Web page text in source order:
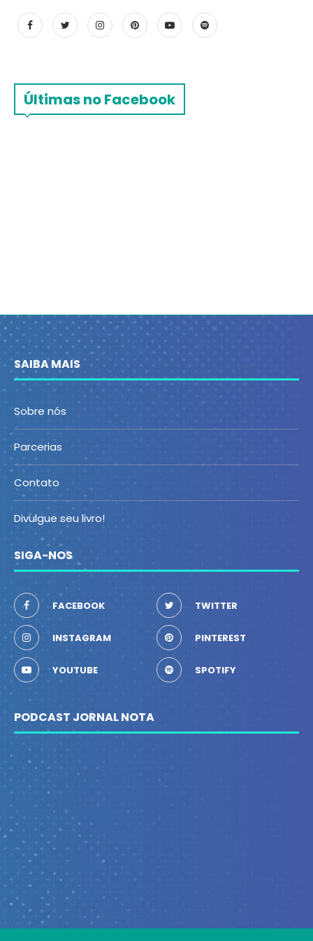
Últimas no Facebook
SAIBA MAIS
Sobre nós
Parcerias
Contato
Divulgue seu livro!
SIGA-NOS
FACEBOOK TWITTER
INSTAGRAM PINTEREST
YOUTUBE SPOTIFY
PODCAST JORNAL NOTA